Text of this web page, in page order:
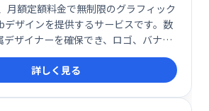
月額定額料金で無制限のグラフィック
デザインを提供するサービスです。数
デザイナーを確保でき、ロゴ、バナ
トなど、あらゆるデザインニーズに対
インに関する煩わしい作業を削減し、
を加速させましょう。
詳しく見る